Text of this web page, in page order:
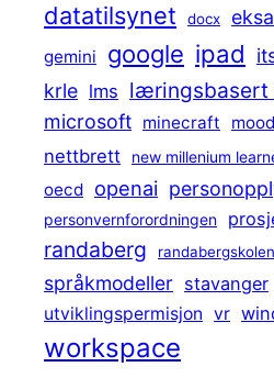
datatilsynet docx
gemini google ipad
krle lms læringsbasert
microsoft minecraft
nettbrett new millenium
oecd openai
personvernforordningen
randaberg randabergskolen
språkmodeller stavanger
utviklingspermisjon vr
workspace